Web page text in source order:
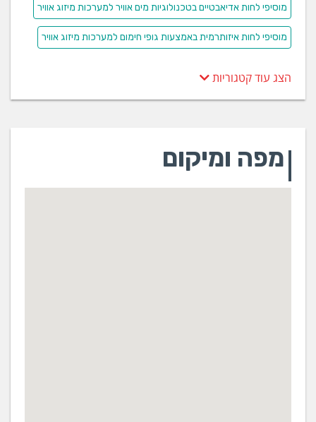
מוסיפי לחות אדיאבטיים בטכנולוגיות מים אוויר למערכות מיזוג אוויר
מוסיפי לחות איזותרמית באמצעות גופי חימום למערכות מיזוג אוויר
הצג עוד קטגוריות
מפה ומיקום